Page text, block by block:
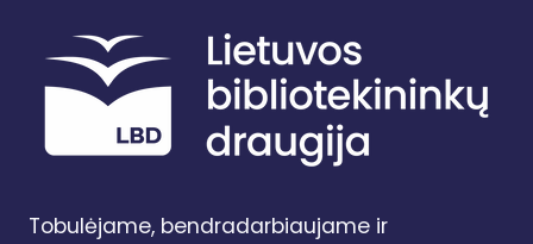
Tobulėjame, bendradarbiaujame ir